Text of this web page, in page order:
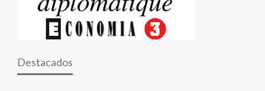
Destacados